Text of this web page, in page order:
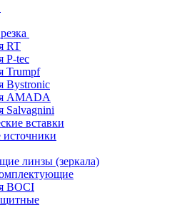
RT
P-tec
Trumpf
Bystronic
AMADA
Salvagnini
вставки
источники
линзы (зеркала)
BOCI